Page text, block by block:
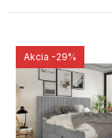
Akcia -29%